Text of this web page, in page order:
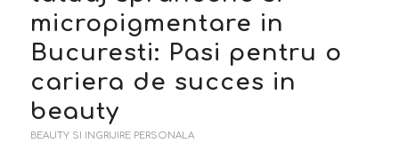
micropigmentare in
Bucuresti: Pasi pentru o
cariera de succes in
beauty
BEAUTY SI INGRIJIRE PERSONALA